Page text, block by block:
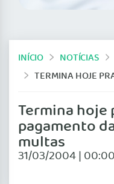
INÍCIO NOTÍCIAS
TERMINA HOJE PRAZO PARA PAGAMENTO DA
Termina hoje
pagamento
multas
31/03/2004 | 00:00